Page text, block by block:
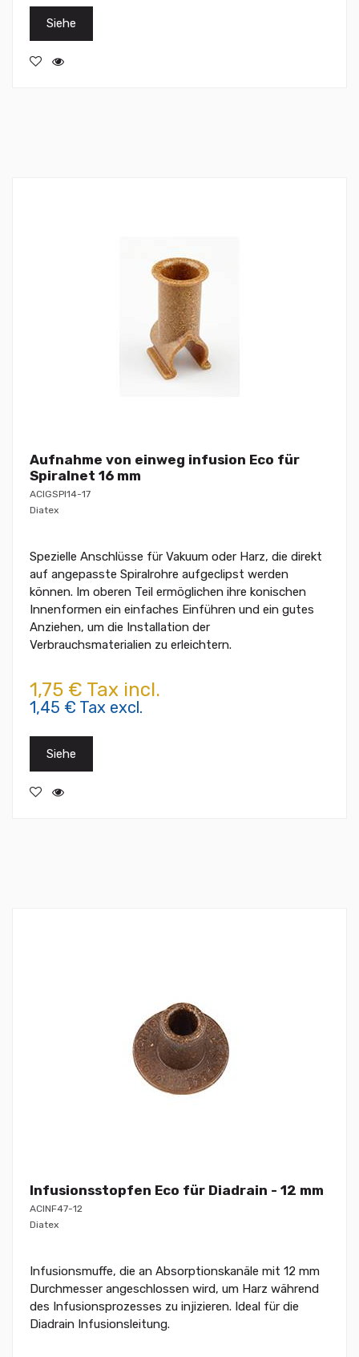
Siehe
Aufnahme von einweg infusion Eco für
Spiralnet 16 mm
ACIGSPI14-17
Diatex
Spezielle Anschlüsse für Vakuum oder Harz, die direkt
auf angepasste Spiralrohre aufgeclipst werden
können. Im oberen Teil ermöglichen ihre konischen
Innenformen ein einfaches Einführen und ein gutes
Anziehen, um die Installation der
Verbrauchsmaterialien zu erleichtern.
1,75 € Tax incl.
1,45 € Tax excl.
Siehe
Infusionsstopfen Eco für Diadrain - 12 mm
ACINF47-12
Diatex
Infusionsmuffe, die an Absorptionskanäle mit 12 mm
Durchmesser angeschlossen wird, um Harz während
des Infusionsprozesses zu injizieren. Ideal für die
Diadrain Infusionsleitung.